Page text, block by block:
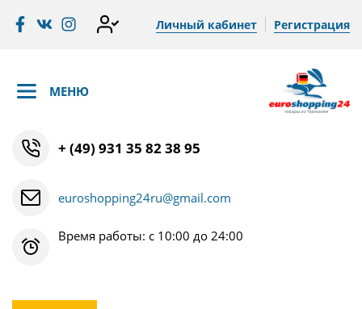
Личный кабинет Регистрация
МЕНЮ
+ (49) 931 35 82 38 95
euroshopping24ru@gmail.com
Время работы: с 10:00 до 24:00